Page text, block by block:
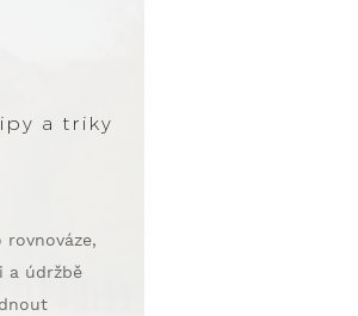
a triky
a údržbě